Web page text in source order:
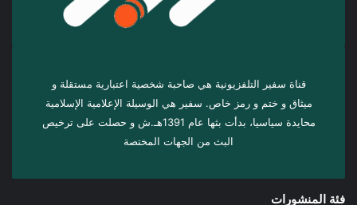
قناة سفير التلفزيونية هي صاحبة شخصية اعتبارية مستقلة و
ميثاق و ختم و رمز خاص. سفیر هي الوسيلة الإعلامية الإسلامية
محايدة سياسيا، بدأت بثها عام 1391هـ.ش و حصلت على ترخيص
البث من الجهات المختصة
فئة المنشورات